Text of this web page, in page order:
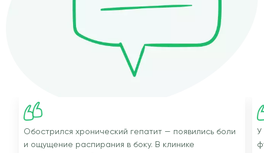
Обострился хронический гепатит — появились боли
и ощущение распирания в боку. В клинике
У